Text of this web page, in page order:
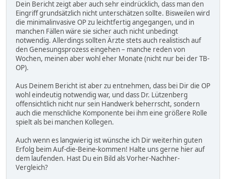
Dein Bericht zeigt aber auch sehr eindrücklich, dass man den
Eingriff grundsätzlich nicht unterschätzen sollte. Bisweilen wird
die minimalinvasive OP zu leichtfertig angegangen, und in
manchen Fällen wäre sie sicher auch nicht unbedingt
notwendig. Allerdings sollten Ärzte stets auch realistisch auf
den Genesungsprozess eingehen – manche reden von
Wochen, meinen aber wohl eher Monate (nicht nur bei der TB-
OP).
Aus Deinem Bericht ist aber zu entnehmen, dass bei Dir die OP
wohl eindeutig notwendig war, und dass Dr. Lützenberg
offensichtlich nicht nur sein Handwerk beherrscht, sondern
auch die menschliche Komponente bei ihm eine größere Rolle
spielt als bei manchen Kollegen.
Auch wenn es langwierig ist wünsche ich Dir weiterhin guten
Erfolg beim Auf-die-Beine-kommen! Halte uns gerne hier auf
dem laufenden. Hast Du ein Bild als Vorher-Nachher-
Vergleich?